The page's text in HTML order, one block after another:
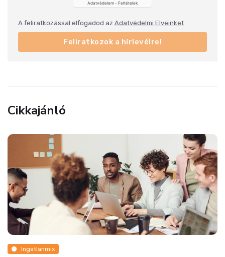
A feliratkozással elfogadod az Adatvédelmi Elveinket
Feliratkozok a hírlevélre!
Cikkajánló
Ingatlanmix